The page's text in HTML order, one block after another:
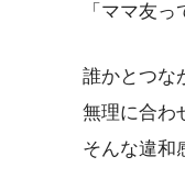
「ママ友
誰かとつな
無理に合わ
そんな違和